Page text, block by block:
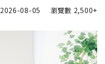
2026-08-05 瀏覽數 2,500+